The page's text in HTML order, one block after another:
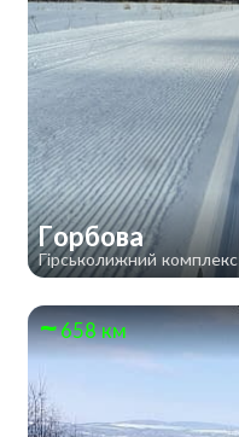
Горбова
Гірськолижний комплекс
658 км